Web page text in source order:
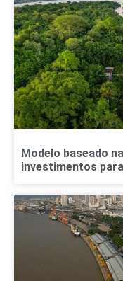
Modelo baseado
investimentos